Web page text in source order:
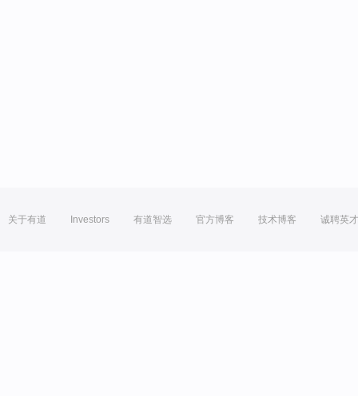
关于有道 Investors 有道智选 官方博客 技术博客 诚聘英才